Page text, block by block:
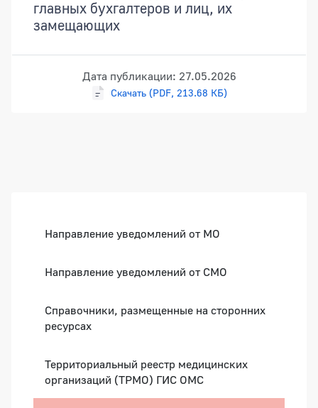
главных бухгалтеров и лиц, их
замещающих
Дата публикации: 27.05.2026
Скачать (PDF, 213.68 КБ)
Направление уведомлений от МО
Направление уведомлений от СМО
Справочники, размещенные на сторонних
ресурсах
Территориальный реестр медицинских
организаций (ТРМО) ГИС ОМС